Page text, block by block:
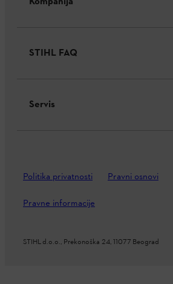
STIHL FAQ
Servis
Politika privatnosti Pravni osnovi
Pravne informacije
STIHL d.o.o., Prekonoška 24, 11077 Beograd